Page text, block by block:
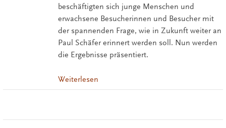
beschäftigten sich junge Menschen und
erwachsene Besucherinnen und Besucher mit
der spannenden Frage, wie in Zukunft weiter an
Paul Schäfer erinnert werden soll. Nun werden
die Ergebnisse präsentiert.
Weiterlesen